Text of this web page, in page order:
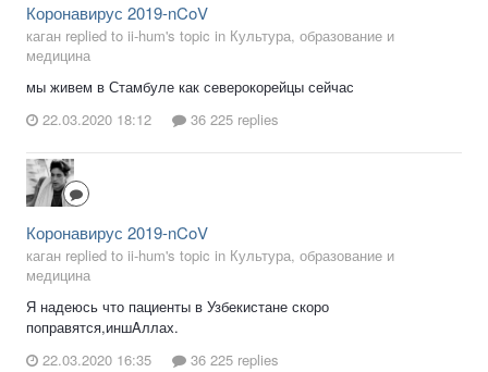
Коронавирус 2019-nCoV
каган replied to ii-hum's topic in Культура, образование и
медицина
мы живем в Стамбуле как северокорейцы сейчас
22.03.2020 18:12
36 225 replies
Коронавирус 2019-nCoV
каган replied to ii-hum's topic in Культура, образование и
медицина
Я надеюсь что пациенты в Узбекистане скоро
поправятся,иншAллах.
22.03.2020 16:35
36 225 replies